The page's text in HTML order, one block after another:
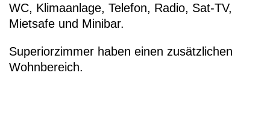
WC, Klimaanlage, Telefon, Radio, Sat-TV,
Mietsafe und Minibar.
Superiorzimmer haben einen zusätzlichen
Wohnbereich.